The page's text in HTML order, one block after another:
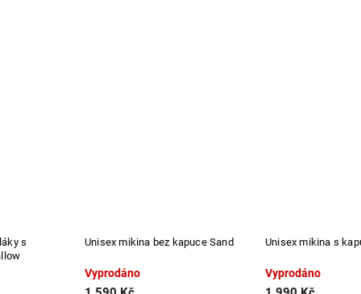
Unisex mikina bez kapuce Sand Unisex mikina s kapucí Sand